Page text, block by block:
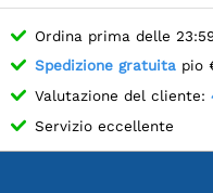
Ordina prima delle
Spedizione gratuita pio
Valutazione del cliente:
Servizio eccellente